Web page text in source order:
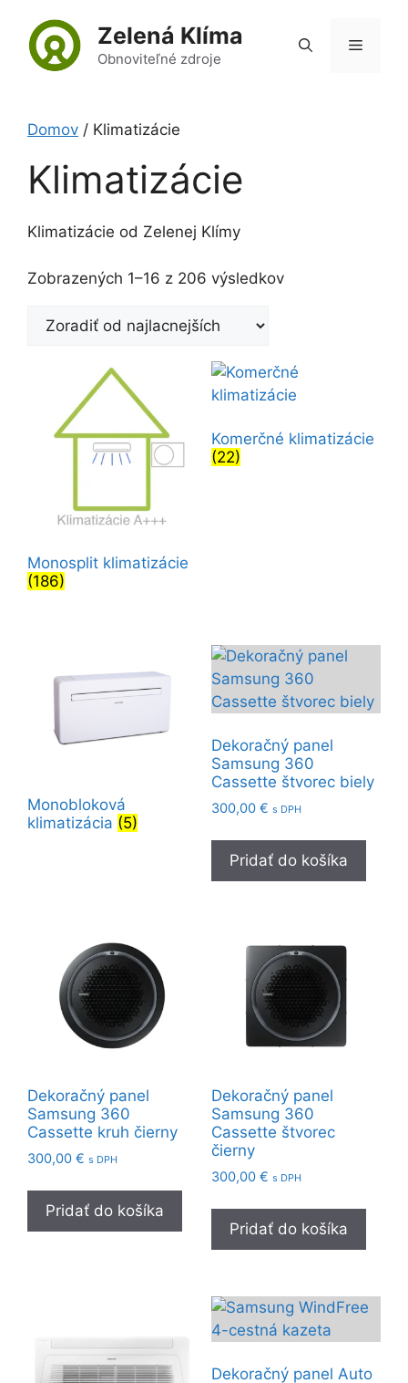
obsah
Zelená Klíma
Obnoviteľné zdroje
Menu
Domov / Klimatizácie
Klimatizácie
Klimatizácie od Zelenej Klímy
Zobrazených 1–16 z 206 výsledkovZoradené
najnižšej
po
Monosplit klimatizácie
(186)
Komerčné klimatizácie
(22)
Monobloková
klimatizácia (5)
Dekoračný panel
Samsung 360
Cassette štvorec biely
300,00 € s DPH
Pridať do košíka
Dekoračný panel
Samsung 360
Cassette kruh čierny
300,00 € s DPH
Pridať do košíka
Dekoračný panel
Samsung 360
Cassette štvorec
čierny
300,00 € s DPH
Pridať do košíka
Dekoračný panel Auto